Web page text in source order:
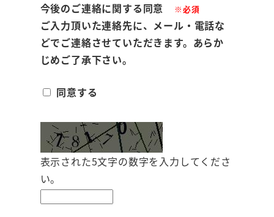
今後のご連絡に関する同意 ※必須
ご入力頂いた連絡先に、メール・電話な
どでご連絡させていただきます。あらか
じめご了承下さい。
同意する
表示された5文字の数字を入力してくださ
い。